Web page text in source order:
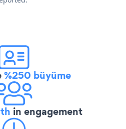
%250 büyüme
in engagement